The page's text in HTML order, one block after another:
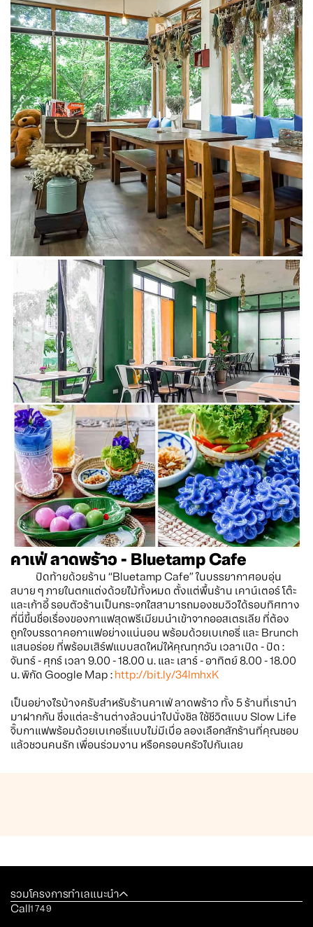
คาเฟ่ ลาดพร้าว - Bluetamp Cafe
ปิดท้ายด้วยร้าน “Bluetamp Cafe” ในบรรยากาศอบอุ่น
สบาย ๆ ภายในตกแต่งด้วยไม้ทั้งหมด ตั้งแต่พื้นร้าน เคาน์เตอร์ โต๊ะ
และเก้าอี้ รอบตัวร้านเป็นกระจกใสสามารถมองชมวิวได้รอบทิศทาง
ที่นี่ขึ้นชื่อเรื่องของกาแฟสุดพรีเมียมนำเข้าจากออสเตรเลีย ที่ต้อง
ถูกใจบรรดาคอกาแฟอย่างแน่นอน พร้อมด้วยเบเกอรี่ และ Brunch
แสนอร่อย ที่พร้อมเสิร์ฟแบบสดใหม่ให้คุณทุกวัน เวลาเปิด - ปิด :
จันทร์ - ศุกร์ เวลา 9.00 - 18.00 น. และ เสาร์ - อาทิตย์ 8.00 - 18.00
น. พิกัด Google Map : http://bit.ly/34lmhxK
เป็นอย่างไรบ้างครับสำหรับร้านคาเฟ่ ลาดพร้าว ทั้ง 5 ร้านที่เรานำ
มาฝากกัน ซึ่งแต่ละร้านต่างล้วนน่าไปนั่งชิล ใช้ชีวิตแบบ Slow Life
จิ๊บกาแฟพร้อมด้วยเบเกอรี่แบบไม่มีเบื่อ ลองเลือกสักร้านที่คุณชอบ
แล้วชวนคนรัก เพื่อนร่วมงาน หรือครอบครัวไปกันเลย
รวมโครงการทำเลแนะนำ
Call1749